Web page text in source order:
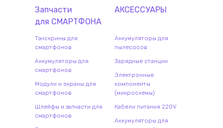
Запчасти
для СМАРТФОНА
Тачскрины для
смартфонов
Аккумуляторы для
смартфонов
Модули и экраны для
смартфонов
Шлейфы и запчасти для
смартфонов
АКСЕССУАРЫ
Аккумуляторы для
пылесосов
Зарядные станции
Электронные
компоненты
(микросхемы)
Кабели питания 220V
Аккумуляторы для